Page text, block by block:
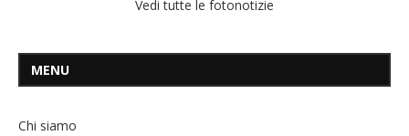
Vedi tutte le fotonotizie
MENU
Chi siamo